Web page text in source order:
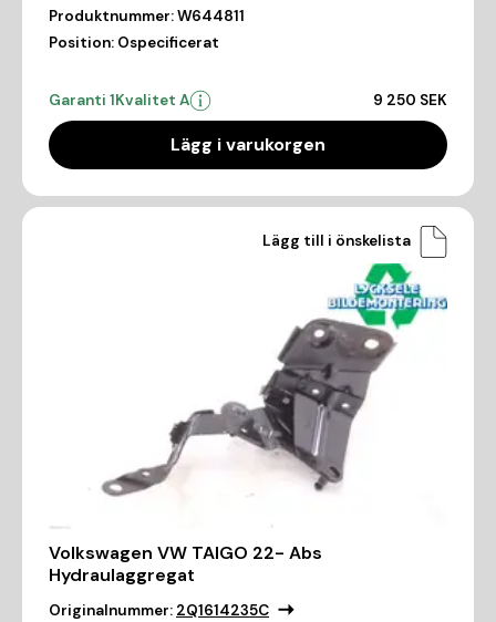
Produktnummer:W644811
Position: Ospecificerat
Garanti 1Kvalitet A 9 250 SEK
Lägg i varukorgen
Lägg till i önskelista
Volkswagen VW TAIGO 22- Abs
Hydraulaggregat
Originalnummer: 2Q1614235C